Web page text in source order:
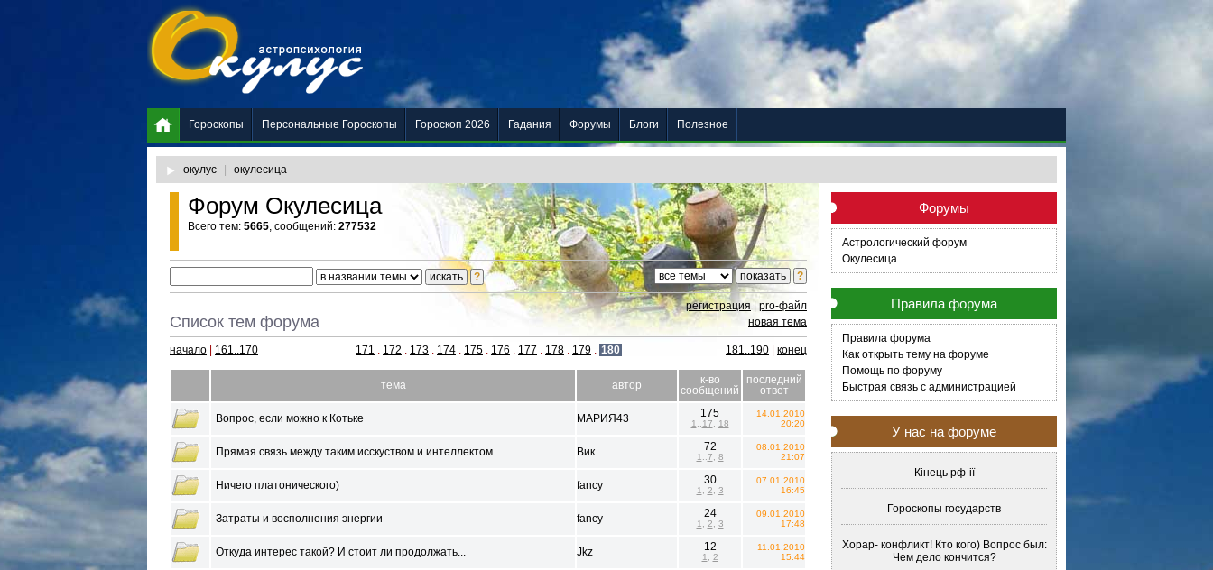
окулус окулесица
Форум Окулесица
Всего тем: 5665, сообщений: 277532
Список тем форума
регистрация
pro-файл
новая тема
начало 161..170 171 . 172 . 173 . 174 . 175 . 176 . 177 . 178 . 179 . 180 181..190 конец
тема автор
к-во
сообщений
последний
ответ
Вопрос, если можно к Котьке МАРИЯ43 175
1 17 18
14.01.2010
20:20
Прямая связь между таким исскуством и интеллектом. Вик 72
1 7 8
08.01.2010
21:07
Ничего платонического) fancy 30
1 2 3
07.01.2010
16:45
Затраты и восполнения энергии fancy 24
1 2 3
09.01.2010
17:48
Откуда интерес такой? И стоит ли продолжать... Jkz 12
1 2
11.01.2010
15:44
Форумы
Астрологический форум
Окулесица
Правила форума
Правила форума
Как открыть тему на форуме
Помощь по форуму
Быстрая связь с администрацией
У нас на форуме
Кінець рф-ії
Гороскопы государств
Хорар- конфликт! Кто кого) Вопрос был:
Чем дело кончится?
Гороскопы Персональные Гороскопы Гороскоп 2026 Гадания Форумы Блоги Полезное